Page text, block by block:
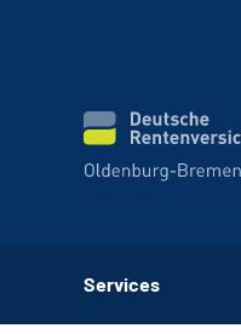
Services